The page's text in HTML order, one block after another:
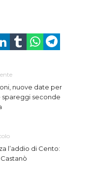
nuove date per
spareggi seconde
l’addio di Cento: